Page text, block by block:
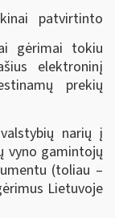
patvirtinto
gėrimai tokiu
elektroninį
prekių
narių į
vyno gamintojų
(toliau –
Lietuvoje